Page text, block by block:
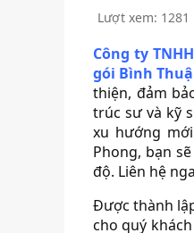
Lượt xem: 1281
Công ty
gói Bình
thiện, đảm
trúc sư và kỹ
xu hướng
Phong, bạn
độ. Liên hệ
Được thành
cho quý